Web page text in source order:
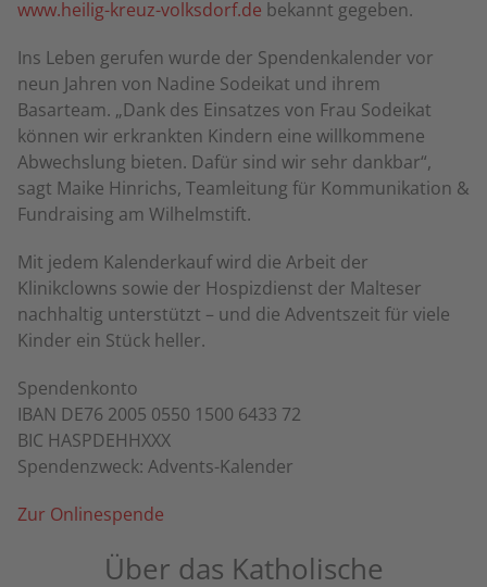
www.heilig-kreuz-volksdorf.de bekannt gegeben.
Ins Leben gerufen wurde der Spendenkalender vor
neun Jahren von Nadine Sodeikat und ihrem
Basarteam. „Dank des Einsatzes von Frau Sodeikat
können wir erkrankten Kindern eine willkommene
Abwechslung bieten. Dafür sind wir sehr dankbar“,
sagt Maike Hinrichs, Teamleitung für Kommunikation &
Fundraising am Wilhelmstift.
Mit jedem Kalenderkauf wird die Arbeit der
Klinikclowns sowie der Hospizdienst der Malteser
nachhaltig unterstützt – und die Adventszeit für viele
Kinder ein Stück heller.
Spendenkonto
IBAN DE76 2005 0550 1500 6433 72
BIC HASPDEHHXXX
Spendenzweck: Advents-Kalender
Zur Onlinespende
Über das Katholische